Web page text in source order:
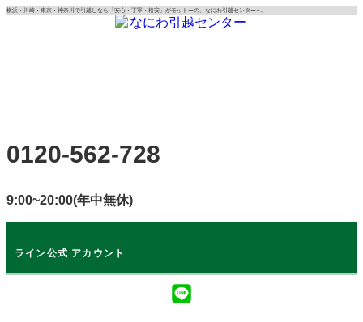
コ
ッ
プ
横浜・川崎・東京・神奈川で引越しなら「安心・丁寧・格安」がモットーの、なにわ引越センターへ。
0120-562-728
9:00~20:00(年中無休)
ライン公式 アカウント